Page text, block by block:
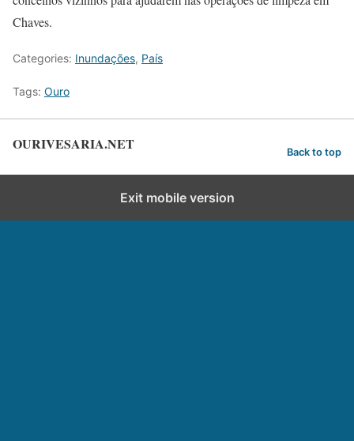
Chaves.
Categories: Inundações, País
Tags: Ouro
OURIVESARIA.NET Back to top
Exit mobile version